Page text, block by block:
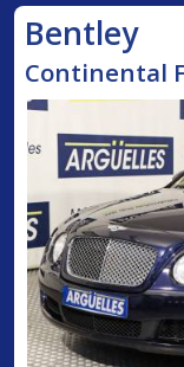
Bentley
Continental